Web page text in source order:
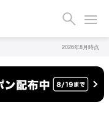
2026年8月時点